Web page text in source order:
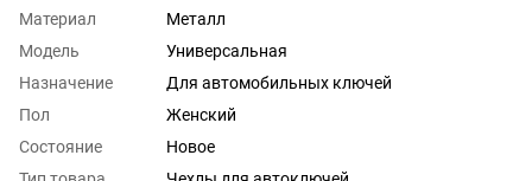
Материал
Металл
Модель
Универсальная
Назначение
Для автомобильных ключей
Пол
Женский
Состояние
Новое